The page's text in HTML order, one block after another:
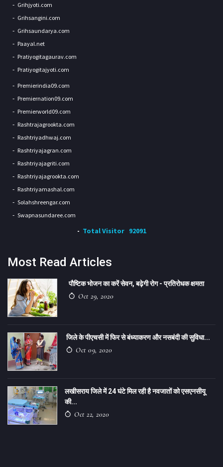
Grihjyoti.com
Grihsangini.com
Grihsaundarya.com
Paayal.net
Pratiyogitagaurav.com
Pratiyogitajyoti.com
Premierindia09.com
Premiernation09.com
Premierworld09.com
Rashtrajagrookta.com
Rashtriyadhwaj.com
Rashtriyajagran.com
Rashtriyajagriti.com
Rashtriyajagrookta.com
Rashtriyamashal.com
Solahshreengar.com
Swapnasundaree.com
Total Visitor 92091
Most Read Articles
पौष्टिक भोजन का करें सेवन, बढ़ेगी रोग - प्रतिरोधक क्षमता
Oct 29, 2020
जिले के पीएचसी में फिर से बंध्याकरण और नसबंदी की सुविधा...
Oct 09, 2020
लखीसराय जिले में 24 घंटे मिल रही है नवजातों को एसएनसीयू
की...
Oct 22, 2020